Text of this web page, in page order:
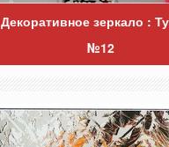
Декоративное зеркало :
№12